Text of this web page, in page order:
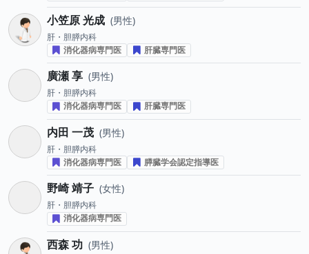
小笠原 光成 男性
肝・胆膵内科
消化器病専門医
肝臓専門医
廣瀬 享 男性
肝・胆膵内科
消化器病専門医
肝臓専門医
内田 一茂 男性
肝・胆膵内科
消化器病専門医
膵臓学会認定指導医
野崎 靖子 女性
肝・胆膵内科
消化器病専門医
西森 功 男性